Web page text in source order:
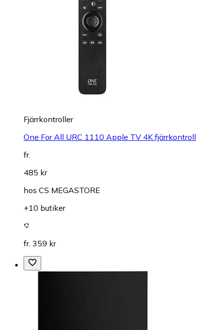
Fjärrkontroller
One For All URC 1110 Apple TV 4K fjärrkontroll
fr.
485 kr
hos CS MEGASTORE
+10 butiker
fr. 359 kr